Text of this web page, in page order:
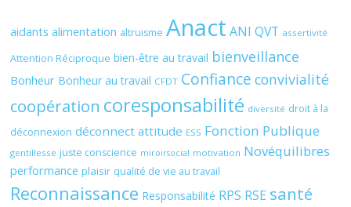
aidants alimentation altruisme Anact ANI QVT assertivité
Attention Réciproque bien-être au travail bienveillance
Bonheur Bonheur au travail CFDT Confiance convivialité
coopération coresponsabilité diversité droit à la
déconnexion déconnect attitude ESS Fonction Publique
gentillesse juste conscience miroirsocial motivation Novéquilibres
performance plaisir qualité de vie au travail
Reconnaissance Responsabilité RPS RSE santé